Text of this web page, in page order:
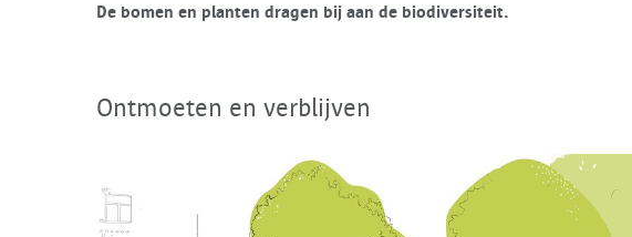
De bomen en planten dragen bij aan de biodiversiteit.
Ontmoeten en verblijven